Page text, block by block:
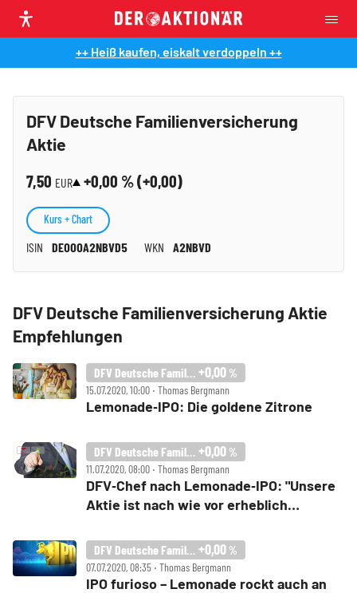
++ Heiß kaufen, eiskalt verdoppeln ++
DFV Deutsche Familienversicherung
Aktie
7,50 EUR +0,00 % (+0,00)
ISIN DE000A2NBVD5 WKN A2NBVD
Kurs + Chart
DFV Deutsche Familienversicherung Aktie
Empfehlungen
DFV Deutsche Familienversicherung +0,00 %
15.07.2020, 10:00 ‧ Thomas Bergmann
Lemonade‑IPO: Die goldene Zitrone
DFV Deutsche Familienversicherung +0,00 %
11.07.2020, 08:00 ‧ Thomas Bergmann
DFV‑Chef nach Lemonade‑IPO: "Unsere
Aktie ist nach wie vor erheblich
DFV Deutsche Familienversicherung +0,00 %
07.07.2020, 08:35 ‧ Thomas Bergmann
IPO furioso – Lemonade rockt auch an